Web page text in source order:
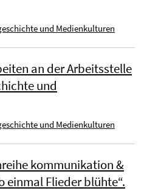
und Medienkulturen
an der Arbeitsstelle
und
und Medienkulturen
kommunikation &
einmal Flieder blühte“.